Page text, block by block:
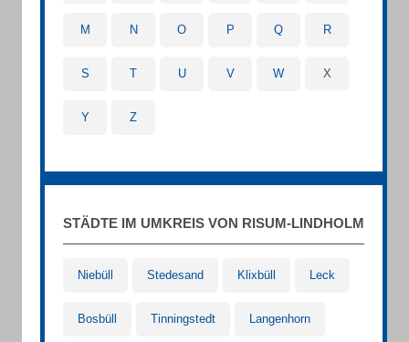
M N O P Q R
S T U V W X
Y Z
STÄDTE IM UMKREIS VON RISUM-LINDHOLM
Niebüll Stedesand Klixbüll Leck
Bosbüll Tinningstedt Langenhorn